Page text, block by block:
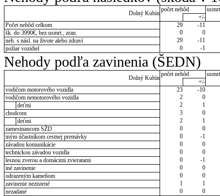
Dolný Kubín
počet nehôd
+/-
Počet nehôd celkom
29
-11
šk. do 3990€, bez usmrt., zran.
0
0
neh. s násl. na živote alebo zdraví
29
-11
požiar vozidiel
0 -1
Nehody podľa zavinenia (ŠEDN)
Dolný Kubín
počet nehôd
+/-
vodičom motorového vozidla
23
-10
vodičom nemotorového vozidla
2
0
deťmi
2
1
chodcom
3
0
deťmi
2
1
zamestnancom SŽD
0
0
iným účastníkom cestnej premávky
0
-1
závadou komunikácie
0
0
technickou závadou vozidla
0
0
lesnou zverou a domácimi zvieratami
0
-1
iné zavinenie
0
0
odrazeným kameňom
0
0
zavinenie nezistené
1
1
nezadané
0 0